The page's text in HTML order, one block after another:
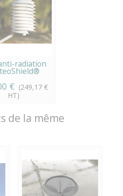
radiation
€ (249,17 €
HT)
de la même